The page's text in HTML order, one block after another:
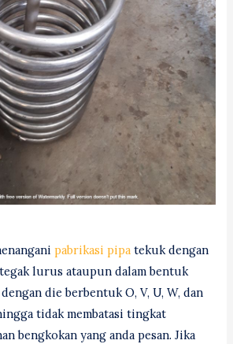
pabrikasi pipa tekuk dengan
lurus ataupun dalam bentuk
die berbentuk O, V, U, W, dan
tidak membatasi tingkat
bengkokan yang anda pesan. Jika